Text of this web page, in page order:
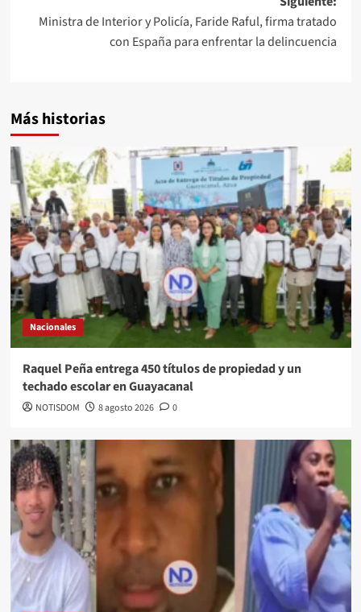
Ministra de Interior y Policía, Faride Raful, firma tratado
con España para enfrentar la delincuencia
Más historias
Nacionales
Raquel Peña entrega 450 títulos de propiedad y un
techado escolar en Guayacanal
NOTISDOM 8 agosto 2026 0